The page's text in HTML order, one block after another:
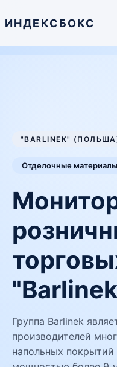
ИНДЕКСБОКС
"BARLINEK"
Отделочные материалы
Группа Barlinek
производителей
напольных